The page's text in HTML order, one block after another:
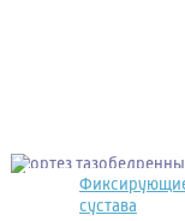
Фиксирующие
сустава